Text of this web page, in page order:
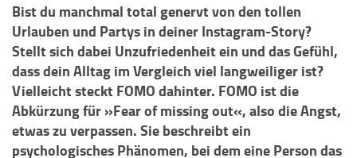
Bist du manchmal total genervt von den tollen
Urlauben und Partys in deiner Instagram-Story?
Stellt sich dabei Unzufriedenheit ein und das Gefühl,
dass dein Alltag im Vergleich viel langweiliger ist?
Vielleicht steckt FOMO dahinter. FOMO ist die
Abkürzung für »Fear of missing out«, also die Angst,
etwas zu verpassen. Sie beschreibt ein
psychologisches Phänomen, bei dem eine Person das